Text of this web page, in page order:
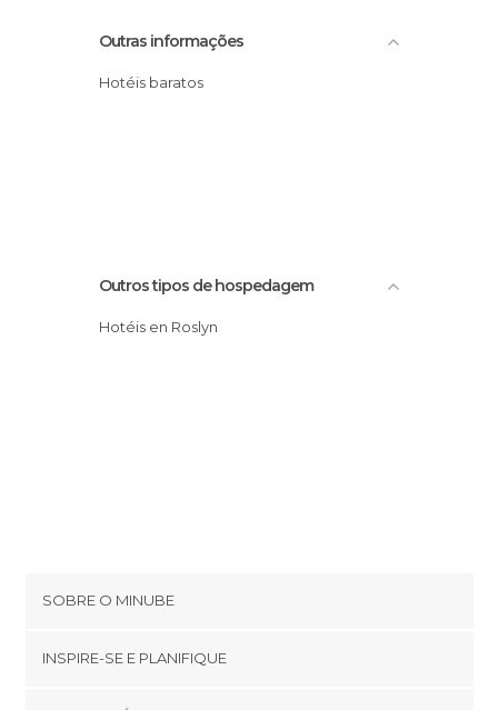
Outras informações
Hotéis baratos
Outros tipos de hospedagem
Hotéis en Roslyn
SOBRE O MINUBE
INSPIRE-SE E PLANIFIQUE
footer@item_discovertips_anchor